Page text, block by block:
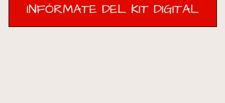
INFÓRMATE DEL KIT DIGITAL
INFÓRMATE DEL KIT DIGITAL